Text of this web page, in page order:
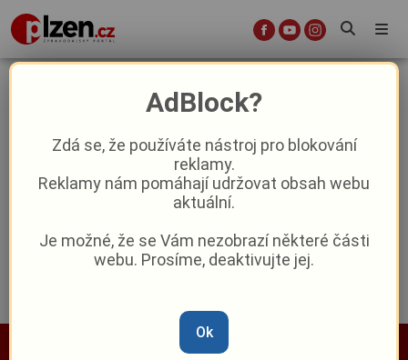
Nedostatek personálu v krajských
nemocnicích: Projekt Medicíně blíž má
přilákat nové studenty
Reklama
AdBlock?
Zdá se, že používáte nástroj pro blokování
reklamy.
Reklamy nám pomáhají udržovat obsah webu
aktuální.
Je možné, že se Vám nezobrazí některé části
webu. Prosíme, deaktivujte jej.
Ok